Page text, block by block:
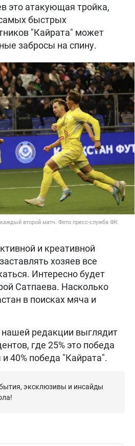
это атакующая тройка,
быстрых
"Кайрата" может
забросы на спину.
второй матч. Фото пресс-служба ФК
и креативной
хозяев все
Интересно будет
Сатпаева. Насколько
в поисках мяча и
нашей редакции выглядит
где 25% это победа
и 40% победа "Кайрата".
эксклюзивы и инсайды